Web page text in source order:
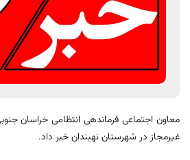
غيرمجاز در شهرستان نهبندان خبر داد.